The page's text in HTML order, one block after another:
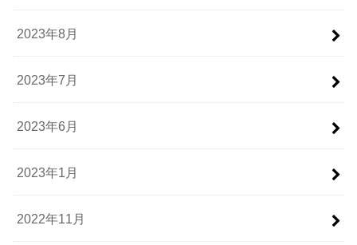
2023年8月
2023年7月
2023年6月
2023年1月
2022年11月